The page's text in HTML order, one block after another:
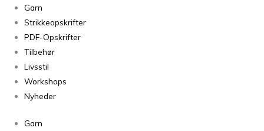
Garn
Strikkeopskrifter
PDF-Opskrifter
Tilbehør
Livsstil
Workshops
Nyheder
Garn
Alpaca
FARVE
antal